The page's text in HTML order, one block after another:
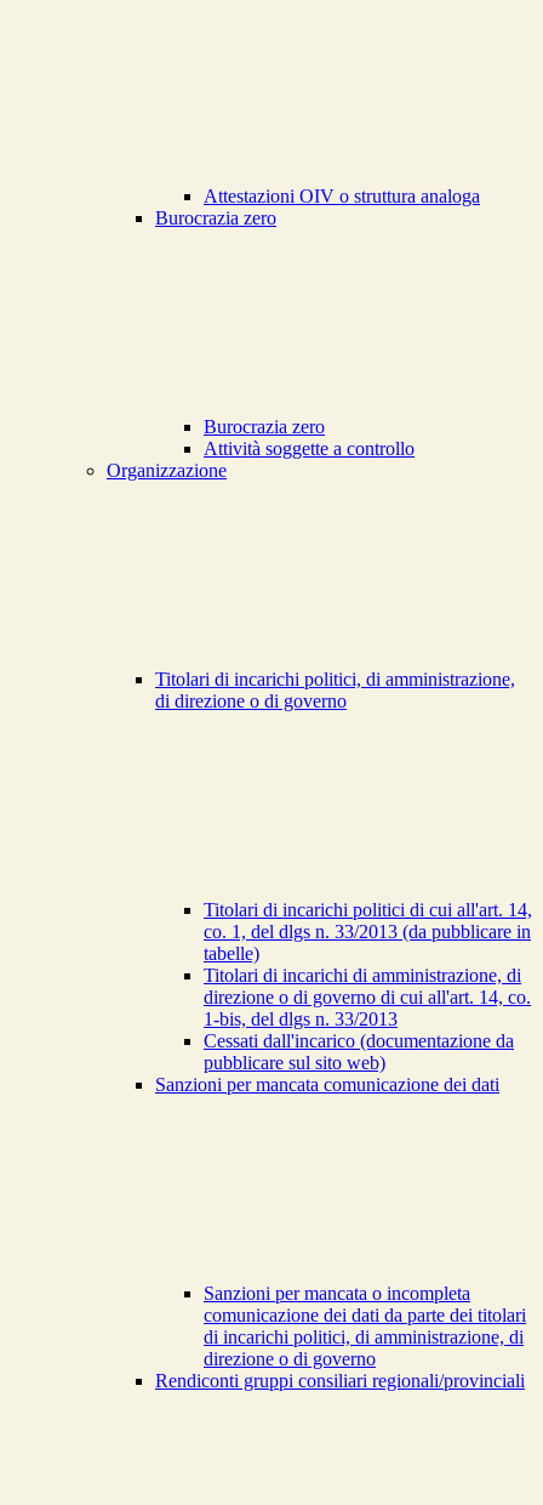
Attestazioni OIV o struttura analoga
Burocrazia zero
Burocrazia zero
Attività soggette a controllo
Organizzazione
Titolari di incarichi politici, di amministrazione,
di direzione o di governo
Titolari di incarichi politici di cui all'art. 14,
co. 1, del dlgs n. 33/2013 (da pubblicare in
tabelle)
Titolari di incarichi di amministrazione, di
direzione o di governo di cui all'art. 14, co.
1-bis, del dlgs n. 33/2013
Cessati dall'incarico (documentazione da
pubblicare sul sito web)
Sanzioni per mancata comunicazione dei dati
Sanzioni per mancata o incompleta
comunicazione dei dati da parte dei titolari
di incarichi politici, di amministrazione, di
direzione o di governo
Rendiconti gruppi consiliari regionali/provinciali